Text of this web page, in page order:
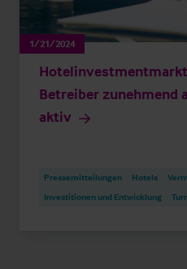
1/21/2024
Betreiber zunehmend
aktiv
Pressemitteilungen Hotels
Investitionen und Entwicklung